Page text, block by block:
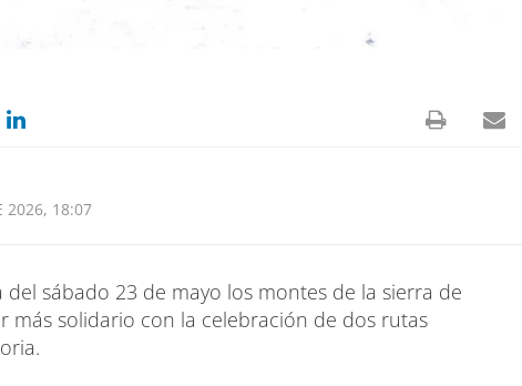
2026, 18:07
sábado 23 de mayo los montes de la sierra de
más solidario con la celebración de dos rutas